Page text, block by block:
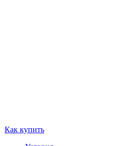
Как купить